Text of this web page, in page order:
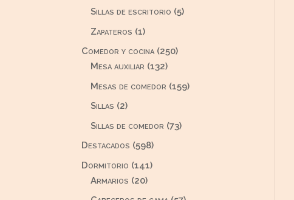
Sillas de escritorio 55
Zapateros 11
producto
Comedor y cocina 250250
Mesa auxiliar 132132
productos
Mesas de comedor 159159
Sillas 22
productos
Sillas de comedor 7373
Destacados 598598
productos
Dormitorio 141141
Armarios 2020
productos